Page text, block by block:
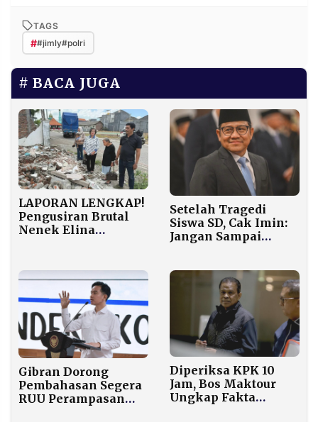
TAGS
##jimly#polri
BACA JUGA
LAPORAN LENGKAP!
Pengusiran Brutal
Nenek Elina
MADAS, Demo
Massa, hingga
Tersangka.
Setelah Tragedi
Siswa SD, Cak Imin:
Jangan Sampai
Gibran Dorong
Pembahasan Segera
RUU Perampasan
Diperiksa KPK 10
Jam, Bos Maktour
Ungkap Fakta